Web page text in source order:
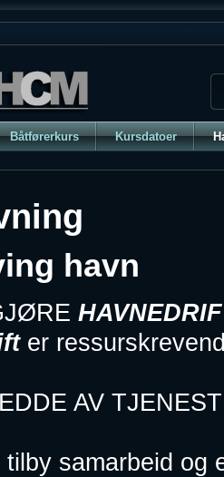
Båtførerkurs Kursdatoer
havn
er
AV
tilby samarbeid og